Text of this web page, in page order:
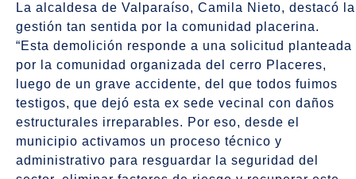
La alcaldesa de Valparaíso, Camila Nieto, destacó la
gestión tan sentida por la comunidad placerina.
“Esta demolición responde a una solicitud planteada
por la comunidad organizada del cerro Placeres,
luego de un grave accidente, del que todos fuimos
testigos, que dejó esta ex sede vecinal con daños
estructurales irreparables. Por eso, desde el
municipio activamos un proceso técnico y
administrativo para resguardar la seguridad del